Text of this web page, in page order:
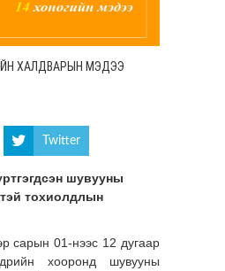
ХАЛДВАРЫН МЭДЭЭ
Twitter
шувууны
тохиолдлын
сарын 01-нээс 12 дугаар
хооронд шувууны